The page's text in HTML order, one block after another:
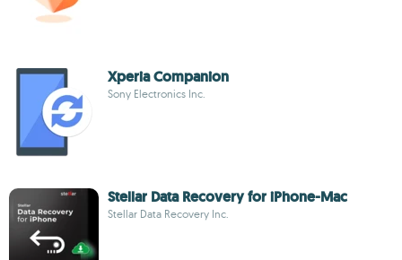
Xperia Companion
Sony Electronics Inc.
Stellar Data Recovery for iPhone-Mac
Stellar Data Recovery Inc.